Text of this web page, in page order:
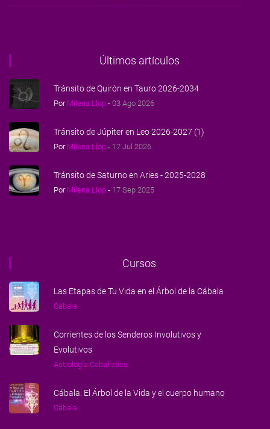
Últimos artículos
Tránsito de Quirón en Tauro 2026-2034
Por Milena Llop - 03 Ago 2026
Tránsito de Júpiter en Leo 2026-2027 (1)
Por Milena Llop - 17 Jul 2026
Tránsito de Saturno en Aries - 2025-2028
Por Milena Llop - 17 Sep 2025
Cursos
Las Etapas de Tu Vida en el Árbol de la Cábala
Cábala
Corrientes de los Senderos Involutivos y
Evolutivos
Astrología Cabalística
Cábala: El Árbol de la Vida y el cuerpo humano
Cábala